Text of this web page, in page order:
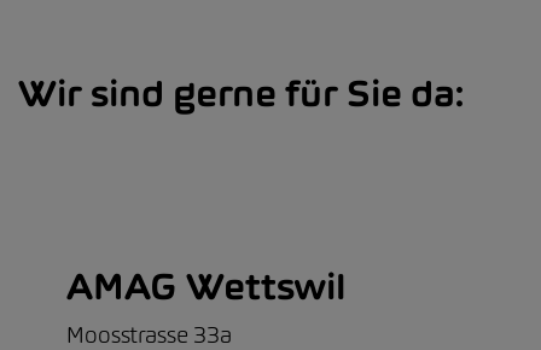
Wir sind gerne für Sie da:
AMAG Wettswil
Moosstrasse 33a